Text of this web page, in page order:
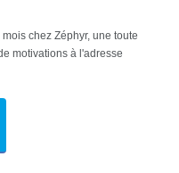
chez Zéphyr, une toute
motivations à l'adresse